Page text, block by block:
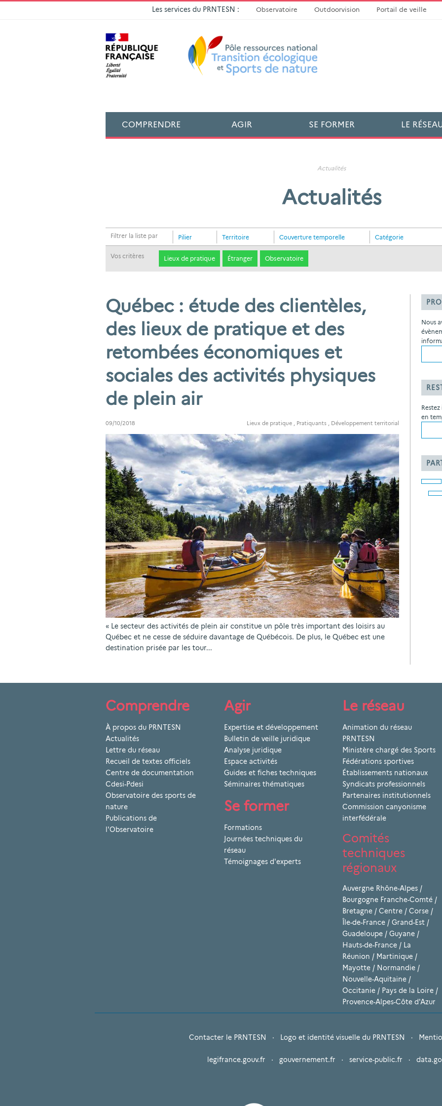
Les services du PRNTESN : Observatoire Outdoorvision Portail de veille
COMPRENDRE AGIR SE FORMER LE
Actualités
Actualités
Filtrer la liste par Pilier Territoire Couverture temporelle Catégorie
Vos critères Lieux de pratique Étranger Observatoire
Québec : étude des clientèles,
des lieux de pratique et des
retombées économiques et
sociales des activités physiques
de plein air
09/10/2018 Lieux de pratique, Pratiquants, Développement territorial
« Le secteur des activités de plein air constitue un pôle très important des loisirs au
Québec et ne cesse de séduire davantage de Québécois. De plus, le Québec est une
destination prisée par les tour...
Nous
en
Comprendre
À propos du PRNTESN
Actualités
Lettre du réseau
Recueil de textes officiels
Centre de documentation
Cdesi-Pdesi
Observatoire des sports de
nature
Publications de
l'Observatoire
Agir
Expertise et développement
Bulletin de veille juridique
Analyse juridique
Espace activités
Guides et fiches techniques
Séminaires thématiques
Se former
Formations
Journées techniques du
réseau
Témoignages d'experts
Le réseau
Animation du réseau
PRNTESN
Ministère chargé des Sports
Fédérations sportives
Établissements nationaux
Syndicats professionnels
Partenaires institutionnels
Commission canyonisme
interfédérale
Comités
techniques
régionaux
Auvergne Rhône-Alpes /
Bourgogne Franche-Comté /
Bretagne / Centre / Corse /
Île-de-France / Grand-Est /
Guadeloupe / Guyane /
Hauts-de-France / La
Réunion / Martinique /
Mayotte / Normandie /
Nouvelle-Aquitaine /
Occitanie / Pays de la Loire /
Provence-Alpes-Côte d'Azur
Contacter le PRNTESN · Logo et identité visuelle du PRNTESN ·
legifrance.gouv.fr · gouvernement.fr · service-public.fr ·